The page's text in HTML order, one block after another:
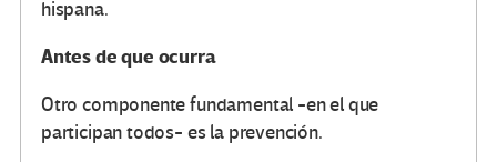
hispana.
Antes de que ocurra
Otro componente fundamental -en el que
participan todos- es la prevención.